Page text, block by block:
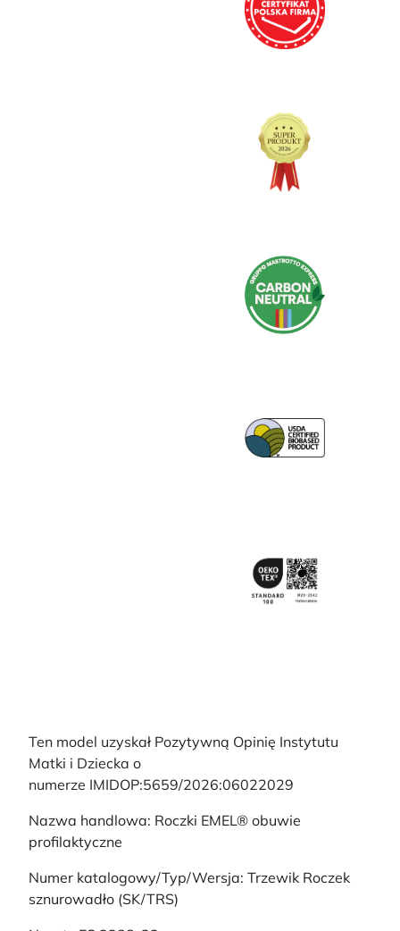
Ten model uzyskał Pozytywną Opinię Instytutu
Matki i Dziecka o
numerze IMIDOP:5659/2026:06022029
Nazwa handlowa: Roczki EMEL® obuwie
profilaktyczne
Numer katalogowy/Typ/Wersja: Trzewik Roczek
sznurowadło (SK/TRS)